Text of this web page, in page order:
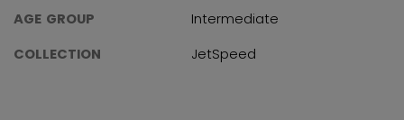
AGE GROUP
Intermediate
COLLECTION
JetSpeed